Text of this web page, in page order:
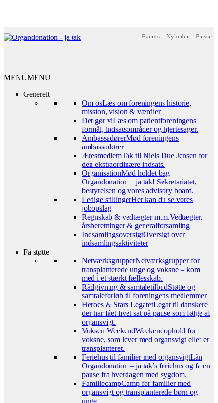
Events Nyheder Presse
MENUMENU
Generelt
Om osLæs om foreningens historie,
mission, vision & værdier
Det gør viLæs om patientforeningens
formål, indsatsområder og hjertesager.
AmbassadørerMød foreningens
ambassadører
ÆresmedlemTak til Niels Due Jensen for
den ekstraordinære indsats.
OrganisationMød holdet bag
Organdonation – ja tak! Sekretariatet,
bestyrelsen og vores advisory board.
Ledige stillingerHer kan du se vores
jobopslag
Regnskab & vedtægter m.m.Vedtægter,
årsberetninger & generalforsamling
IndsamlingsoversigtOversigt over
indsamlingsaktiviteter
Få støtte
NetværksgrupperNetværksgrupper for
transplanterede unge og voksne – kom
med i et stærkt fællesskab.
Rådgivning & samtaletilbudStøtte og
samtaleforløb til foreningens medlemmer
Heroes & Stars LegatetLegat til danskere
der har fået livet sat på pause som følge af
organsvigt.
Voksen WeekendWeekendophold for
voksne, som lever med organsvigt eller er
transplanteret.
Feriehus til familier med organsvigtLån
Organdonation – ja tak’s feriehus og få en
pause fra hverdagen med sygdom.
FamiliecampCamp for familier med
organsvigt og transplanterede børn og
unge.